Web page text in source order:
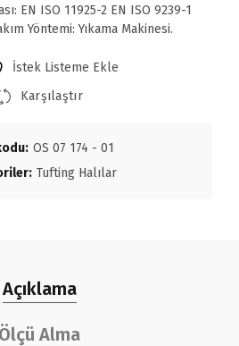
EN ISO 11925-2 EN ISO 9239-1
Yöntemi: Yıkama Makinesi.
İstek Listeme Ekle
Karşılaştır
OS 07 174 - 01
Tufting Halılar
Açıklama
Ölçü Alma